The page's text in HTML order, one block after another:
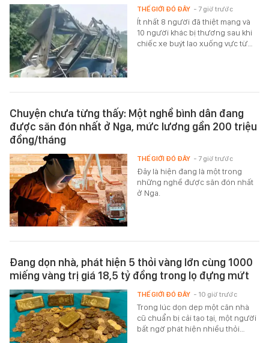
Ít nhất 8 người đã thiệt mạng và
10 người khác bị thương sau khi
chiếc xe buýt lao xuống vực từ…
THẾ GIỚI ĐÓ ĐÂY - 7 giờ trước
Chuyện chưa từng thấy: Một nghề bình dân đang
được săn đón nhất ở Nga, mức lương gần 200 triệu
đồng/tháng
Đây là hiện đang là một trong
những nghề được săn đón nhất
ở Nga.
THẾ GIỚI ĐÓ ĐÂY - 7 giờ trước
Đang dọn nhà, phát hiện 5 thỏi vàng lớn cùng 1000
miếng vàng trị giá 18,5 tỷ đồng trong lọ đựng mứt
Trong lúc dọn dẹp một căn nhà
cũ chuẩn bị cải tạo tại, một người
bất ngờ phát hiện nhiều thỏi…
THẾ GIỚI ĐÓ ĐÂY - 10 giờ trước